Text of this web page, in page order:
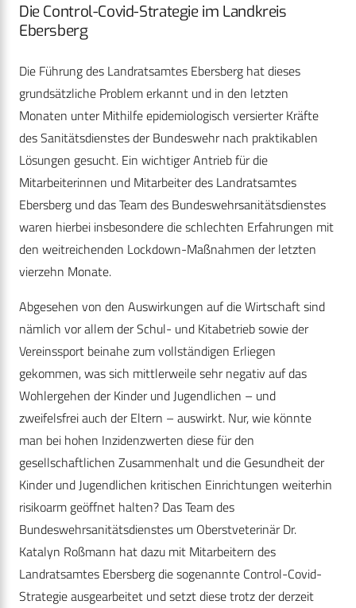
Die Control-Covid-Strategie im Landkreis
Ebersberg
Die Führung des Landratsamtes Ebersberg hat dieses
grundsätzliche Problem erkannt und in den letzten
Monaten unter Mithilfe epidemiologisch versierter Kräfte
des Sanitätsdienstes der Bundeswehr nach praktikablen
Lösungen gesucht. Ein wichtiger Antrieb für die
Mitarbeiterinnen und Mitarbeiter des Landratsamtes
Ebersberg und das Team des Bundeswehrsanitätsdienstes
waren hierbei insbesondere die schlechten Erfahrungen mit
den weitreichenden Lockdown-Maßnahmen der letzten
vierzehn Monate.
Abgesehen von den Auswirkungen auf die Wirtschaft sind
nämlich vor allem der Schul- und Kitabetrieb sowie der
Vereinssport beinahe zum vollständigen Erliegen
gekommen, was sich mittlerweile sehr negativ auf das
Wohlergehen der Kinder und Jugendlichen – und
zweifelsfrei auch der Eltern – auswirkt. Nur, wie könnte
man bei hohen Inzidenzwerten diese für den
gesellschaftlichen Zusammenhalt und die Gesundheit der
Kinder und Jugendlichen kritischen Einrichtungen weiterhin
risikoarm geöffnet halten? Das Team des
Bundeswehrsanitätsdienstes um Oberstveterinär Dr.
Katalyn Roßmann hat dazu mit Mitarbeitern des
Landratsamtes Ebersberg die sogenannte Control-Covid-
Strategie ausgearbeitet und setzt diese trotz der derzeit